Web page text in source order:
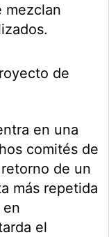
mezclan
de
en una
comités de
de un
más repetida
en
el